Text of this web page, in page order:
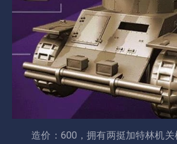
造价：600，拥有两挺加特林机关